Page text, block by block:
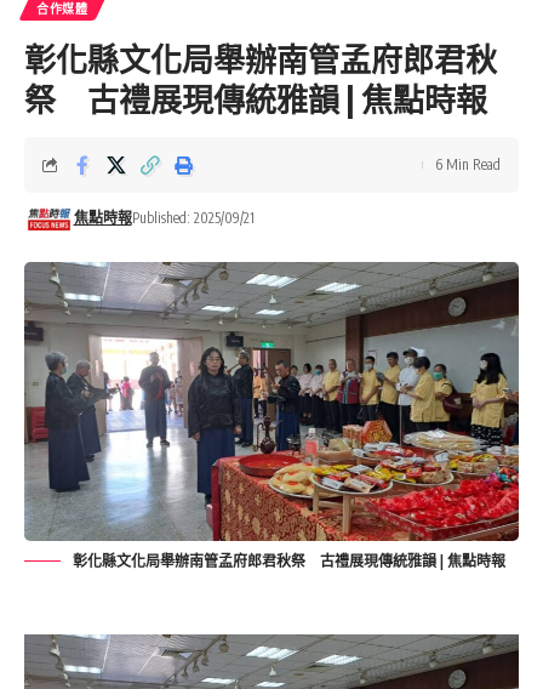
合作媒體
彰化縣文化局舉辦南管孟府郎君秋
祭 古禮展現傳統雅韻 | 焦點時報
焦點時報Published: 2025/09/21
6 Min Read
彰化縣文化局舉辦南管孟府郎君秋祭 古禮展現傳統雅韻 | 焦點時報